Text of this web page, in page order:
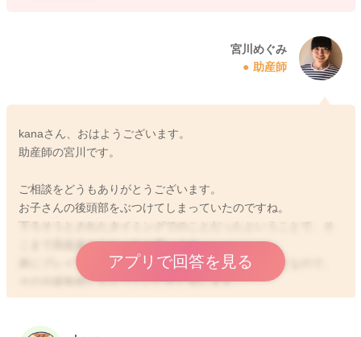
宮川めぐみ
助産師
kanaさん、おはようございます。
助産師の宮川です。
ご相談をどうもありがとうございます。
お子さんの後頭部をぶつけてしまっていたのですね。
下ろそうとされたタイミングでのことだったということで、そ
こまで高低差もなかったと思います。
床にプレイマット、敷布団も敷かれていたということなので、
その分緩衝材にもなっていたかと思います。
アプリで回答を見る